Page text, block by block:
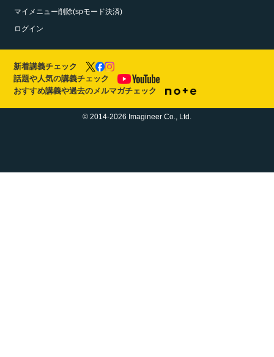
マイメニュー削除(spモード決済)
ログイン
新着講義チェック
話題や人気の講義チェック
おすすめ講義や過去のメルマガチェック
© 2014-2026 Imagineer Co., Ltd.